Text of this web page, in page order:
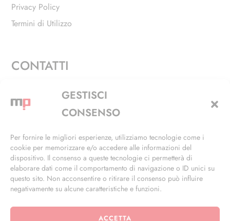
GESTISCI
CONSENSO
Per fornire le migliori esperienze, utilizziamo tecnologie come i
cookie per memorizzare e/o accedere alle informazioni del
dispositivo. Il consenso a queste tecnologie ci permetterà di
elaborare dati come il comportamento di navigazione o ID unici su
questo sito. Non acconsentire o ritirare il consenso può influire
negativamente su alcune caratteristiche e funzioni.
ACCETTA
Privacy Policy
Termini di Utilizzo
CONTATTI
Via Alfieri, 27 - Trezzano Sul Naviglio (MI)
+39 02 4846 3155
info@masterphil.it